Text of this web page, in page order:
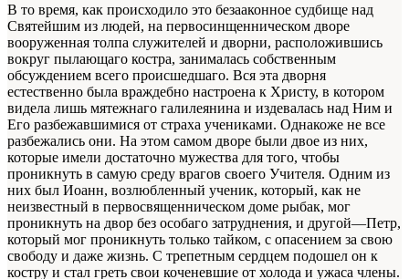
В то время, как происходило это безааконное судбище над
Святейшим из людей, на первосинщенническом дворе
вооруженная толпа служителей и дворни, расположившись
вокруг пылающаго костра, занималась собственным
обсуждением всего происшедшаго. Вся эта дворня
естественно была враждебно настроена к Христу, в котором
видела лишь мятежнаго галилеянина и издевалась над Ним и
Его разбежавшимися от страха учениками. Однакоже не все
разбежались они. На этом самом дворе были двое из них,
которые имели достаточно мужества для того, чтобы
проникнуть в самую среду врагов своего Учителя. Одним из
них был Иоанн, возлюбленный ученик, который, как не
неизвестный в первосвященническом доме рыбак, мог
проникнуть на двор без особаго затруднения, и другой—Петр,
который мог проникнуть только тайком, с опасением за свою
свободу и даже жизнь. С трепетным сердцем подошел он к
костру и стал греть свои коченевшие от холода и ужаса члены.